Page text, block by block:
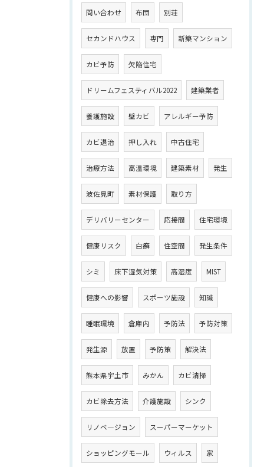
問い合わせ 布団 別荘
セカンドハウス 専門 新築マンション
カビ予防 欠陥住宅
ドリームフェスティバル2022 建築業者
養護施設 壁カビ アレルギー予防
カビ退治 押し入れ 中古住宅
治療方法 高温環境 建築素材 発生
波佐見町 素材保護 取り方
デリバリーセンター 応接間 住宅環境
健康リスク 白癬 住空間 発生条件
シミ 床下湿気対策 高湿度 MIST
健康への影響 スポーツ施設 知識
睡眠環境 倉庫内 予防法 予防対策
発生源 放置 予防策 解決法
熊本県宇土市 みかん カビ清掃
カビ除去方法 介護施設 シンク
リノベ―ジョン スーパーマーケット
ショッピングモール ウィルス 家